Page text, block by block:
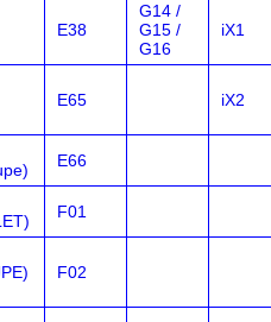
E38
G14 /
G15 /
G16
iX1
E65 iX2
E66
F01
F02